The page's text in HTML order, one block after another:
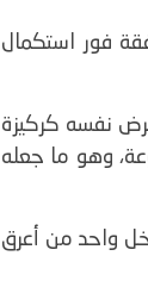
فور استكمال
نفسه كركيزة
وهو ما جعله
واحد من أعرق